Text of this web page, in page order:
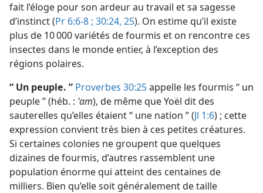
fait l’éloge pour son ardeur au travail et sa sagesse
d’instinct (Pr 6:6-8 ; 30:24, 25). On estime qu’il existe
plus de 10 000 variétés de fourmis et on rencontre ces
insectes dans le monde entier, à l’exception des
régions polaires.
“ Un peuple. ” Proverbes 30:25appelle les fourmis “ un
peuple ” (héb. : ʽam), de même que Yoël dit des
sauterelles qu’elles étaient “ une nation ” (Jl 1:6) ; cette
expression convient très bien à ces petites créatures.
Si certaines colonies ne groupent que quelques
dizaines de fourmis, d’autres rassemblent une
population énorme qui atteint des centaines de
milliers. Bien qu’elle soit généralement de taille